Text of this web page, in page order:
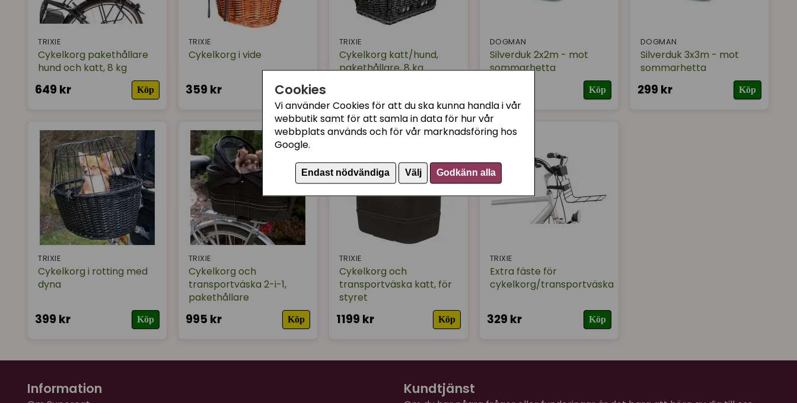
Cookies
Vi använder Cookies för att du ska kunna handla i vår
webbutik samt för att samla in data för hur vår
webbplats används och för vår marknadsföring hos
Google.
Endast nödvändiga Välj Godkänn alla
TRIXIE
Cykelkorg pakethållare
hund och katt, 8 kg
649 kr Köp
TRIXIE
Cykelkorg i vide
359 kr Köp
TRIXIE
Cykelkorg katt/hund,
pakethållare, 8 kg
DOGMAN
Silverduk 2x2m - mot
sommarhetta
Köp
DOGMAN
Silverduk 3x3m - mot
sommarhetta
299 kr Köp
TRIXIE
Cykelkorg i rotting med
dyna
399 kr Köp
TRIXIE
Cykelkorg och
transportväska 2-i-1,
pakethållare
995 kr Köp
TRIXIE
Cykelkorg och
transportväska katt, för
styret
1199 kr Köp
TRIXIE
Extra fäste för
cykelkorg/transportväska
329 kr Köp
Information Kundtjänst